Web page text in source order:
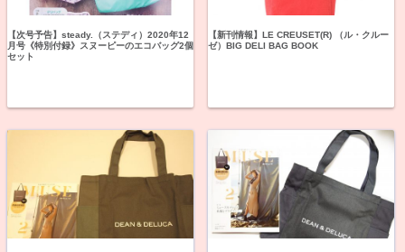
【次号予告】steady.（ステディ）2020年12
月号《特別付録》スヌーピーのエコバッグ2個
セット
【新刊情報】LE CREUSET(R) （ル・クルー
ゼ）BIG DELI BAG BOOK